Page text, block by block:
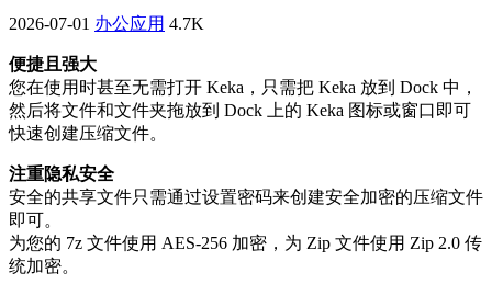
2026-07-01 办公应用 4.7K
便捷且强大
您在使用时甚至无需打开 Keka，只需把 Keka 放到 Dock 中，
然后将文件和文件夹拖放到 Dock 上的 Keka 图标或窗口即可
快速创建压缩文件。
注重隐私安全
安全的共享文件只需通过设置密码来创建安全加密的压缩文件
即可。
为您的 7z 文件使用 AES-256 加密，为 Zip 文件使用 Zip 2.0 传
统加密。